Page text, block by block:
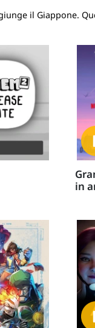
il Giappone.
in